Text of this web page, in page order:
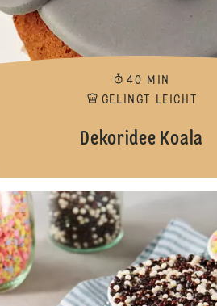
40 MIN
GELINGT LEICHT
Dekoridee Koala
Tiger